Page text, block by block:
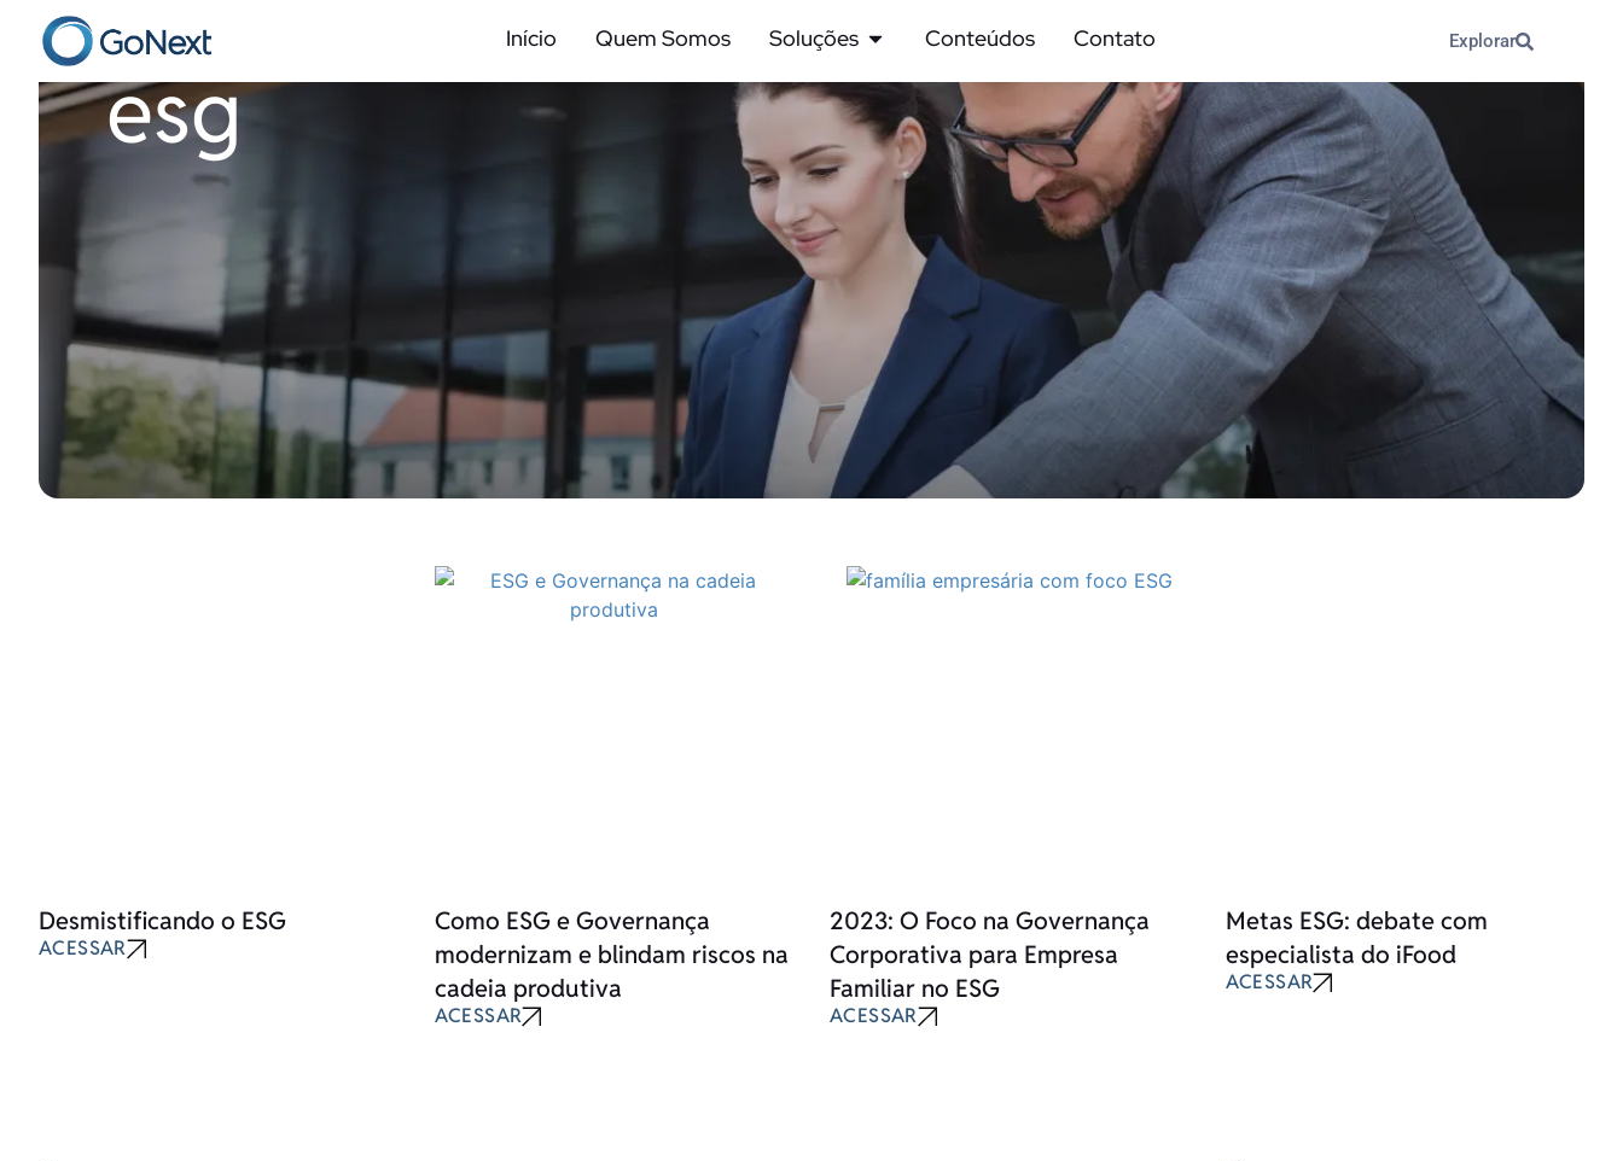
Início Quem Somos Soluções Conteúdos Contato Explorar
esg
Desmistificando o ESG
ACESSAR
Como ESG e Governança
modernizam e blindam riscos na
cadeia produtiva
ACESSAR
2023: O Foco na Governança
Corporativa para Empresa
Familiar no ESG
ACESSAR
Metas ESG: debate com
especialista do iFood
ACESSAR